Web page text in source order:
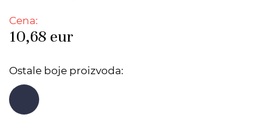
Cena:
10,68 eur
Ostale boje proizvoda: